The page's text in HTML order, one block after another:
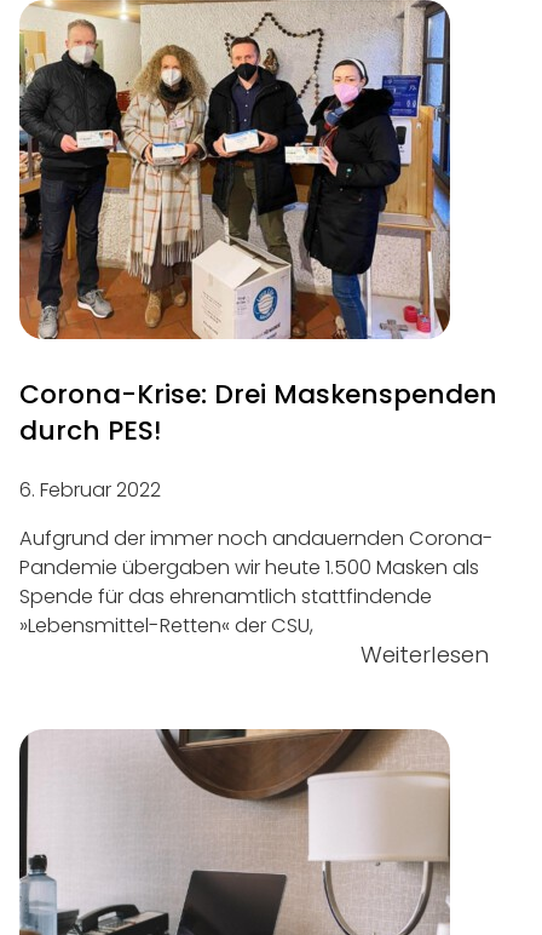
Corona-Krise: Drei Maskenspenden
durch PES!
6. Februar 2022
Aufgrund der immer noch andauernden Corona-
Pandemie übergaben wir heute 1.500 Masken als
Spende für das ehrenamtlich stattfindende
»Lebensmittel-Retten« der CSU,
Weiterlesen